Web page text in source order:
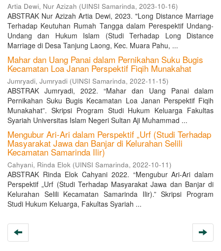
Artia Dewi, Nur Azizah (UINSI Samarinda, 2023-10-16)
ABSTRAK Nur Azizah Artia Dewi, 2023. "Long Distance Marriage
Terhadap Keutuhan Rumah Tangga dalam Perespektif Undang-
Undang dan Hukum Islam (Studi Terhadap Long Distance
Marriage di Desa Tanjung Laong, Kec. Muara Pahu, ...
Mahar dan Uang Panai dalam Pernikahan Suku Bugis
Kecamatan Loa Janan Perspektif Fiqih Munakahat
Jumryadi, Jumryadi (UINSI Samarinda, 2022-11-15)
ABSTRAK Jumryadi, 2022. “Mahar dan Uang Panai dalam
Pernikahan Suku Bugis Kecamatan Loa Janan Perspektif Fiqih
Munakahat”. Skripsi Program Studi Hukum Keluarga Fakultas
Syariah Universitas Islam Negeri Sultan Aji Muhammad ...
Mengubur Ari-Ari dalam Perspektif „Urf (Studi Terhadap
Masyarakat Jawa dan Banjar di Kelurahan Selili
Kecamatan Samarinda Ilir)
Cahyani, Rinda Elok (UINSI Samarinda, 2022-10-11)
ABSTRAK Rinda Elok Cahyani 2022. “Mengubur Ari-Ari dalam
Perspektif „Urf (Studi Terhadap Masyarakat Jawa dan Banjar di
Kelurahan Selili Kecamatan Samarinda Ilir).” Skripsi Program
Studi Hukum Keluarga, Fakultas Syariah ...